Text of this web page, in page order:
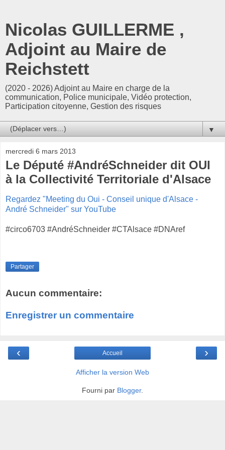
Nicolas GUILLERME ,
Adjoint au Maire de
Reichstett
(2020 - 2026) Adjoint au Maire en charge de la
communication, Police municipale, Vidéo protection,
Participation citoyenne, Gestion des risques
▼
mercredi 6 mars 2013
Le Député #AndréSchneider dit OUI
à la Collectivité Territoriale d'Alsace
Regardez "Meeting du Oui - Conseil unique d'Alsace -
André Schneider" sur YouTube
#circo6703 #AndréSchneider #CTAlsace #DNAref
Partager
Aucun commentaire:
Enregistrer un commentaire
‹ ›
Accueil
Afficher la version Web
Fourni par Blogger.